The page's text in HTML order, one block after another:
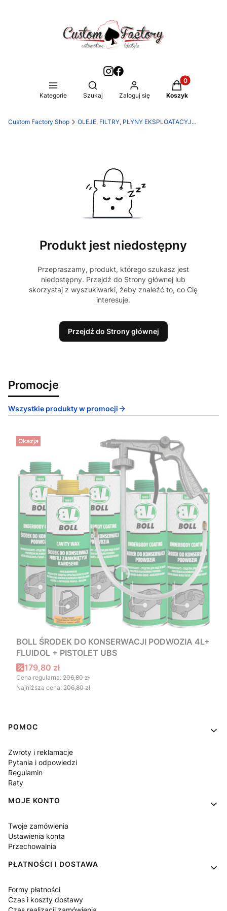
Kategorie
Otwórz wyszukiwarkę
Szukaj Zaloguj się
Produkty w
Koszyk
Custom Factory Shop OLEJE, FILTRY, PŁYNY EKSPLOATACYJNE
Produkt jest niedostępny
Przepraszamy, produkt, którego szukasz jest
niedostępny. Przejdź do Strony głównej lub
skorzystaj z wyszukiwarki, żeby znaleźć to, co Cię
interesuje.
Przejdź do Strony głównej
Promocje
Wszystkie produkty w promocji
Okazja
BOLL ŚRODEK DO KONSERWACJI PODWOZIA 4L+
FLUIDOL + PISTOLET UBS
Cena promocyjna
179,80 zł
Cena regularna: 206,80 zł
Najniższa cena: 206,80 zł
Linki w stopce
POMOC
Zwroty i reklamacje
Pytania i odpowiedzi
Regulamin
Raty
MOJE KONTO
Twoje zamówienia
Ustawienia konta
Przechowalnia
PŁATNOŚCI I DOSTAWA
Formy płatności
Czas i koszty dostawy